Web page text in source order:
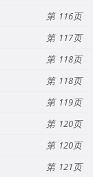
116
117
118
118
119
120
120
121